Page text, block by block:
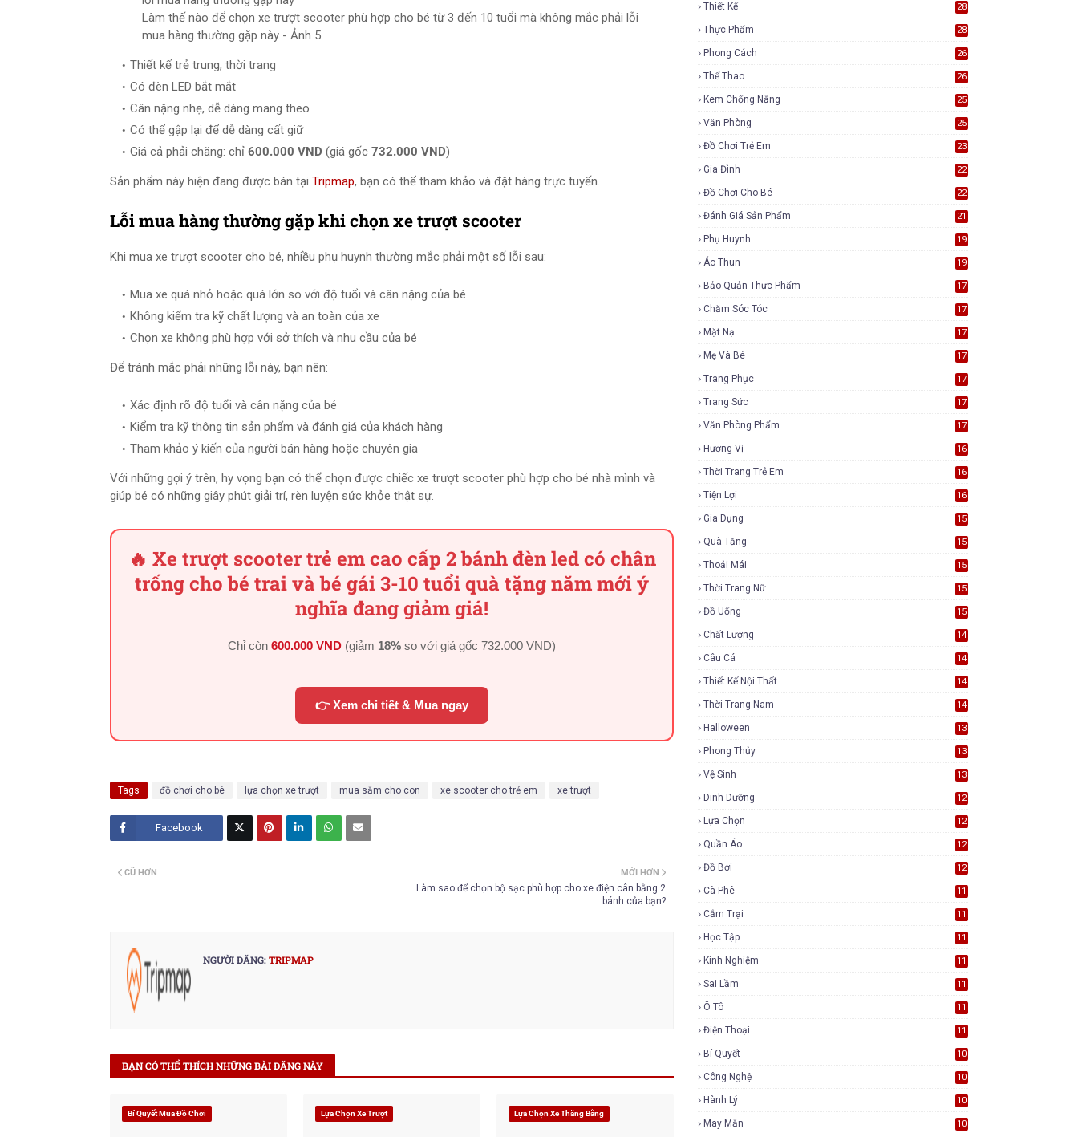
Làm thế nào để chọn xe trượt scooter phù hợp cho bé từ 3 đến 10 tuổi mà không mắc phải lỗi
mua hàng thường gặp này - Ảnh 5
Thiết kế trẻ trung, thời trang
Có đèn LED bắt mắt
Cân nặng nhẹ, dễ dàng mang theo
Có thể gập lại để dễ dàng cất giữ
Giá cả phải chăng: chỉ 600.000 VND (giá gốc 732.000 VND)
Sản phẩm này hiện đang được bán tại Tripmap, bạn có thể tham khảo và đặt hàng trực tuyến.
Lỗi mua hàng thường gặp khi chọn xe trượt scooter
Khi mua xe trượt scooter cho bé, nhiều phụ huynh thường mắc phải một số lỗi sau:
Mua xe quá nhỏ hoặc quá lớn so với độ tuổi và cân nặng của bé
Không kiểm tra kỹ chất lượng và an toàn của xe
Chọn xe không phù hợp với sở thích và nhu cầu của bé
Để tránh mắc phải những lỗi này, bạn nên:
Xác định rõ độ tuổi và cân nặng của bé
Kiểm tra kỹ thông tin sản phẩm và đánh giá của khách hàng
Tham khảo ý kiến của người bán hàng hoặc chuyên gia
Với những gợi ý trên, hy vọng bạn có thể chọn được chiếc xe trượt scooter phù hợp cho bé nhà mình và
giúp bé có những giây phút giải trí, rèn luyện sức khỏe thật sự.
🔥 Xe trượt scooter trẻ em cao cấp 2 bánh đèn led có chân
trống cho bé trai và bé gái 3-10 tuổi quà tặng năm mới ý
nghĩa đang giảm giá!
Chỉ còn600.000 VND (giảm 18% so với giá gốc732.000 VND)
👉 Xem chi tiết & Mua ngay
Tags đồ chơi cho bé lựa chọn xe trượt mua sắm cho con xe scooter cho trẻ em xe trượt
Facebook
MỚI HƠN
Làm sao để chọn bộ sạc phù hợp cho xe điện cân bằng 2
bánh của bạn?
CŨ HƠN
NGƯỜI ĐĂNG:TRIPMAP
BẠN CÓ THỂ THÍCH NHỮNG BÀI ĐĂNG NÀY
Bí Quyết Mua Đồ Chơi Lựa Chọn Xe Trượt Lựa Chọn Xe Thăng Bằng
Thiết Kế 28
Thực Phẩm 28
Phong Cách 26
Thể Thao 26
Kem Chống Nắng 25
Văn Phòng 25
Đồ Chơi Trẻ Em 23
Gia Đình 22
Đồ Chơi Cho Bé 22
Đánh Giá Sản Phẩm 21
Phụ Huynh 19
Áo Thun 19
Bảo Quản Thực Phẩm 17
Chăm Sóc Tóc 17
Mặt Nạ 17
Mẹ Và Bé 17
Trang Phục 17
Trang Sức 17
Văn Phòng Phẩm 17
Hương Vị 16
Thời Trang Trẻ Em 16
Tiện Lợi 16
Gia Dụng 15
Quà Tặng 15
Thoải Mái 15
Thời Trang Nữ 15
Đồ Uống 15
Chất Lượng 14
Câu Cá 14
Thiết Kế Nội Thất 14
Thời Trang Nam 14
Halloween 13
Phong Thủy 13
Vệ Sinh 13
Dinh Dưỡng 12
Lựa Chọn 12
Quần Áo 12
Đồ Bơi 12
Cà Phê 11
Cắm Trại 11
Học Tập 11
Kinh Nghiệm 11
Sai Lầm 11
Ô Tô 11
Điện Thoại 11
Bí Quyết 10
Công Nghệ 10
Hành Lý 10
May Mắn 10